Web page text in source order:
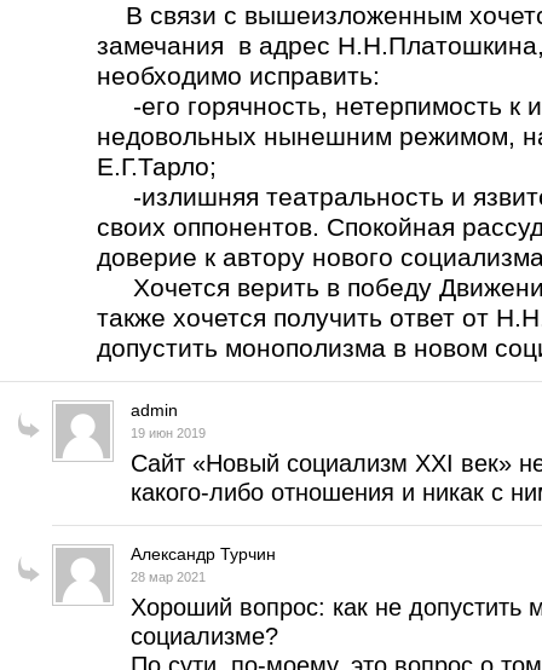
В связи с вышеизложенным
замечания в адрес
необходимо исправить:
-его горячность, нетерпимость
недовольных нынешним режимом,
Е.Г.Тарло;
-излишняя театральность и
своих оппонентов. Спокойная
доверие к автору нового
Хочется верить в победу
также хочется получить ответ от
допустить монополизма в новом
admin
19 июн 2019
Сайт «Новый социализм XXI век»
какого-либо отношения и никак с
Александр Турчин
28 мар 2021
Хороший вопрос: как не допустить
социализме?